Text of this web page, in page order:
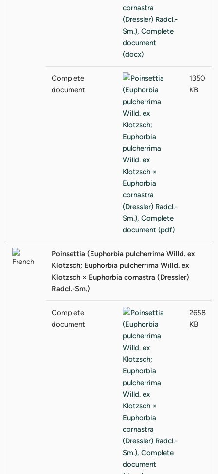
Complete
document
1350
KB
Poinsettia (Euphorbia pulcherrima Willd. ex
Klotzsch; Euphorbia pulcherrima Willd. ex
Klotzsch × Euphorbia cornastra (Dressler)
Radcl.-Sm.)
Complete
document
2658
KB